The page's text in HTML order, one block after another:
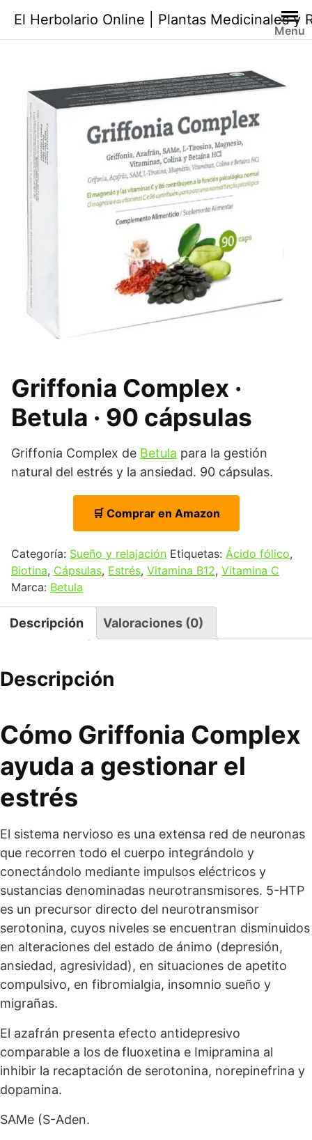
contenido
El Herbolario Online | Plantas Medicinales y
Menu
Griffonia Complex ·
Betula · 90 cápsulas
Griffonia Complex de Betula para la gestión
natural del estrés y la ansiedad. 90 cápsulas.
🛒 Comprar en Amazon
Categoría: Sueño y relajación Etiquetas: Ácido fólico,
Biotina, Cápsulas, Estrés, Vitamina B12, Vitamina C
Marca: Betula
Descripción Valoraciones (0)
Descripción
Cómo Griffonia Complex
ayuda a gestionar el
estrés
El sistema nervioso es una extensa red de neuronas
que recorren todo el cuerpo integrándolo y
conectándolo mediante impulsos eléctricos y
sustancias denominadas neurotransmisores. 5-HTP
es un precursor directo del neurotransmisor
serotonina, cuyos niveles se encuentran disminuidos
en alteraciones del estado de ánimo (depresión,
ansiedad, agresividad), en situaciones de apetito
compulsivo, en fibromialgia, insomnio sueño y
migrañas.
El azafrán presenta efecto antidepresivo
comparable a los de fluoxetina e Imipramina al
inhibir la recaptación de serotonina, norepinefrina y
dopamina.
SAMe (S-Aden.